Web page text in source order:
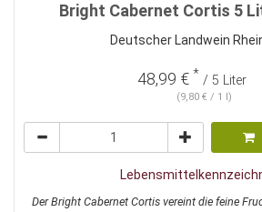
Bright Cabernet Cortis 5
Deutscher Landwein
48,99 € * / 5 Liter
(9,80 € / 1 l)
Der Bright Cabernet Cortis vereint die feine